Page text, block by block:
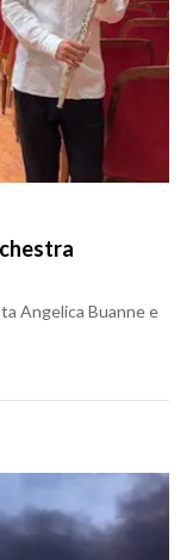
Angelica Buanne e